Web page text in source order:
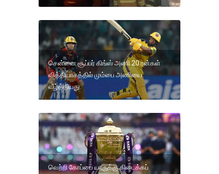
சென்னை சூப்பர் கிங்ஸ் அணி 20 ரன்கள்
வித்தியாசத்தில் மும்பை அணியை
வீழ்த்தியது.
வெற்றி கோப்பை யாருக்கு கிடைக்கப்